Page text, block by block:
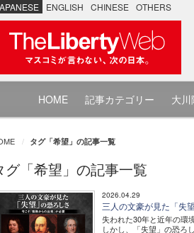
ENGLISH CHINESE OTHERS
HOME 記事カテゴリー 大
タグ「希望」の記事一覧
グ「希望」の記事一覧
2026.04.29
三人の文豪が見た「失
失われた30年と近年の環
しかし、「失望」の恐ろ